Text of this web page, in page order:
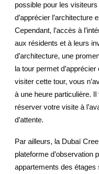
possible pour les
d’apprécier l’architecture
Cependant, l’accès à
aux résidents et à leurs
d’architecture, une
la tour permet
visiter cette tour, vous
à une heure particulière.
réserver votre visite à
d’attente.
Par ailleurs, la Dubaï
plateforme d’observation
appartements des